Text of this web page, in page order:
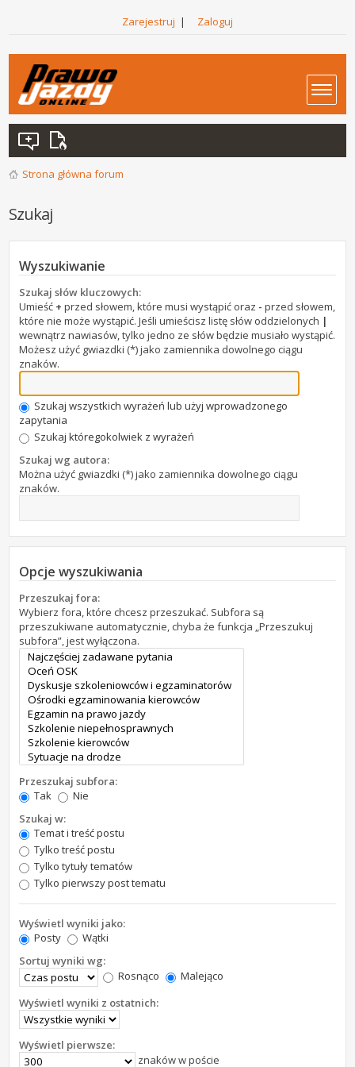
Zarejestruj | Zaloguj
Strona główna forum
Szukaj
Wyszukiwanie
Szukaj słów kluczowych:
Umieść + przed słowem, które musi wystąpić oraz - przed słowem,
które nie może wystąpić. Jeśli umieścisz listę słów oddzielonych |
wewnątrz nawiasów, tylko jedno ze słów będzie musiało wystąpić.
Możesz użyć gwiazdki (*) jako zamiennika dowolnego ciągu
znaków.
Szukaj wszystkich wyrażeń lub użyj wprowadzonego
zapytania
Szukaj któregokolwiek z wyrażeń
Szukaj wg autora:
Można użyć gwiazdki (*) jako zamiennika dowolnego ciągu
znaków.
Opcje wyszukiwania
Przeszukaj fora:
Wybierz fora, które chcesz przeszukać. Subfora są
przeszukiwane automatycznie, chyba że funkcja „Przeszukuj
subfora”, jest wyłączona.
Przeszukaj subfora:
Tak
Nie
Szukaj w:
Temat i treść postu
Tylko treść postu
Tylko tytuły tematów
Tylko pierwszy post tematu
Wyświetl wyniki jako:
Posty
Wątki
Sortuj wyniki wg:
Rosnąco
Malejąco
Wyświetl wyniki z ostatnich:
Wyświetl pierwsze:
znaków w poście